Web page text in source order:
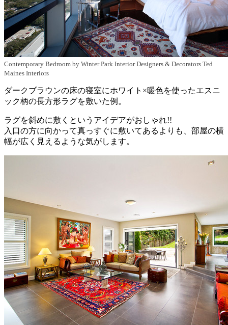
Contemporary Bedroom by Winter Park Interior Designers & Decorators Ted
Maines Interiors
ダークブラウンの床の寝室にホワイト×暖色を使ったエスニ
ック柄の長方形ラグを敷いた例。
ラグを斜めに敷くというアイデアがおしゃれ!!
入口の方に向かって真っすぐに敷いてあるよりも、部屋の横
幅が広く見えるような気がします。